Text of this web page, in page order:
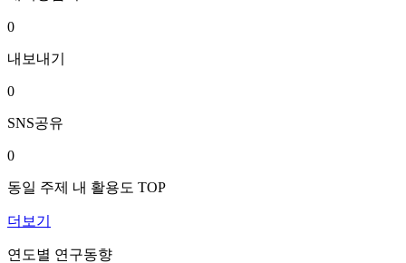
0
내보내기
0
SNS공유
0
동일 주제 내 활용도 TOP
더보기
연도별 연구동향